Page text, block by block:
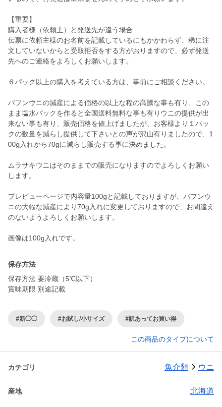
【重要】
購入者様（依頼主）と発送先が違う場合
伝票に依頼主様のお名前を記載しているにもかかわらず、稀に注
文していないからと受取拒否をする方がおりますので、必ず発送
先へのご連絡をよろしくお願いします。
６パック以上の購入を考えている方は、事前にご相談ください。
バフンウニの減産による価格の以上な程の高騰な事も有り、この
まま塩水パックを作ると全国送料無料な事も有りウニの提供が出
来ない事も有り、販売価格を値上げましたが、お客様より１パッ
クの数量を減らし提供して下さいとの声が沢山有りましたので、1
00g入れから70gに減らし販売する事に決めました。
ムラサキウニはそのままでの販売になりますのでよろしくお願い
します。
プレビューページで内容量100gと記載しておりますが、バフンウ
ニの大幅な減産により70g入れに変更しておりますので、お間違え
のないようよろしくお願いします。
画像は100g入れです。
保存方法
保存方法 要冷蔵（5℃以下）
賞味期限 別途記載
#新◯◯ #お試し/小サイズ #訳あってお買い得
この商品のタイプについて
カテゴリ 魚介類 ウニ
産地 北海道